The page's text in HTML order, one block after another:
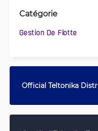
Catégorie
Gestion De Flotte
Official Teltonika